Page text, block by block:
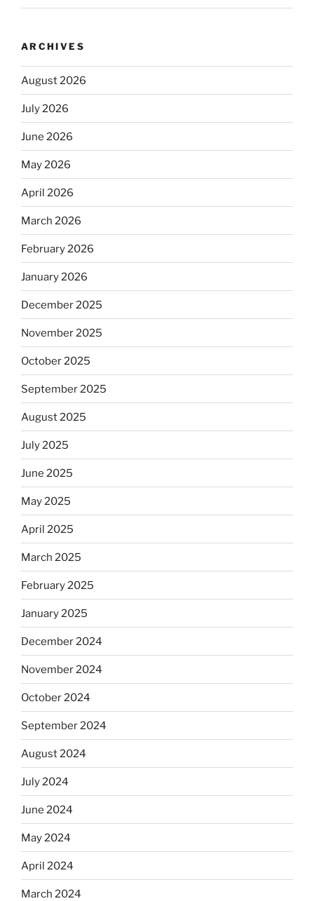
ARCHIVES
August 2026
July 2026
June 2026
May 2026
April 2026
March 2026
February 2026
January 2026
December 2025
November 2025
October 2025
September 2025
August 2025
July 2025
June 2025
May 2025
April 2025
March 2025
February 2025
January 2025
December 2024
November 2024
October 2024
September 2024
August 2024
July 2024
June 2024
May 2024
April 2024
March 2024